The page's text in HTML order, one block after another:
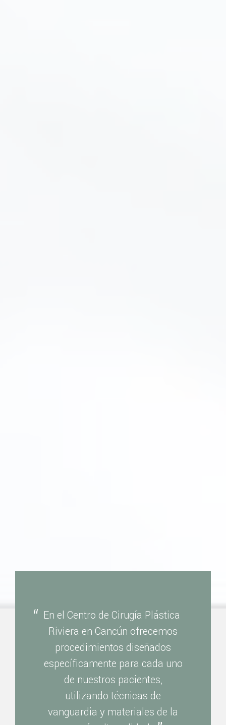
En el Centro de Cirugía Plástica
Riviera en Cancún ofrecemos
procedimientos diseñados
específicamente para cada uno
de nuestros pacientes,
utilizando técnicas de
vanguardia y materiales de la